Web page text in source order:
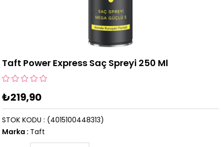
Taft Power Express Saç Spreyi 250 Ml
₺219,90
STOK KODU
(4015100448313)
Marka : Taft